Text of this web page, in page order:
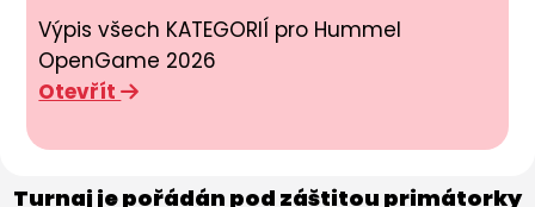
Výpis všech KATEGORIÍ pro Hummel
OpenGame 2026
Otevřít
Turnaj je pořádán pod záštitou primátorky